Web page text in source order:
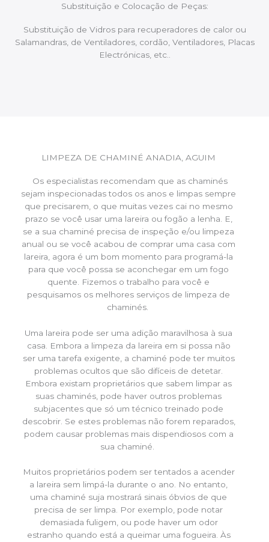
Substituição e Colocação de Peças:
Substituição de Vidros para recuperadores de calor ou
Salamandras, de Ventiladores, cordão, Ventiladores, Placas
Electrónicas, etc..
LIMPEZA DE CHAMINÉ ANADIA, AGUIM
Os especialistas recomendam que as chaminés
sejam inspecionadas todos os anos e limpas sempre
que precisarem, o que muitas vezes cai no mesmo
prazo se você usar uma lareira ou fogão a lenha. E,
se a sua chaminé precisa de inspeção e/ou limpeza
anual ou se você acabou de comprar uma casa com
lareira, agora é um bom momento para programá-la
para que você possa se aconchegar em um fogo
quente. Fizemos o trabalho para você e
pesquisamos os melhores serviços de limpeza de
chaminés.
Uma lareira pode ser uma adição maravilhosa à sua
casa. Embora a limpeza da lareira em si possa não
ser uma tarefa exigente, a chaminé pode ter muitos
problemas ocultos que são difíceis de detetar.
Embora existam proprietários que sabem limpar as
suas chaminés, pode haver outros problemas
subjacentes que só um técnico treinado pode
descobrir. Se estes problemas não forem reparados,
podem causar problemas mais dispendiosos com a
sua chaminé.
Muitos proprietários podem ser tentados a acender
a lareira sem limpá-la durante o ano. No entanto,
uma chaminé suja mostrará sinais óbvios de que
precisa de ser limpa. Por exemplo, pode notar
demasiada fuligem, ou pode haver um odor
estranho quando está a queimar uma fogueira. Às